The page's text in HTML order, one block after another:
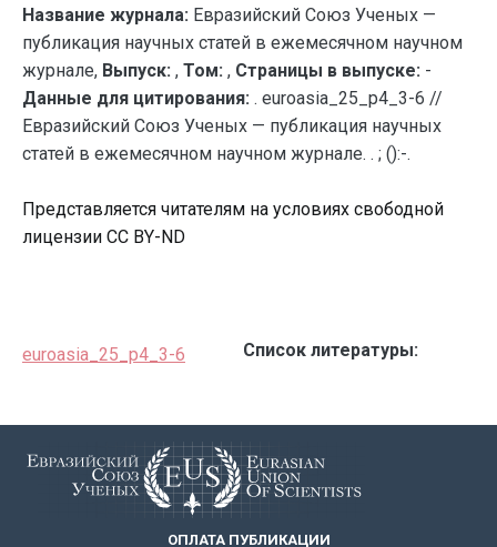
Название журнала: Евразийский Союз Ученых —
публикация научных статей в ежемесячном научном
журнале, Выпуск: , Том: , Страницы в выпуске: -
Данные для цитирования: . euroasia_25_p4_3-6 //
Евразийский Союз Ученых — публикация научных
статей в ежемесячном научном журнале. . ; ():-.
Представляется читателям на условиях свободной
лицензии CC BY-ND
euroasia_25_p4_3-6 Список литературы:
ОПЛАТА ПУБЛИКАЦИИ